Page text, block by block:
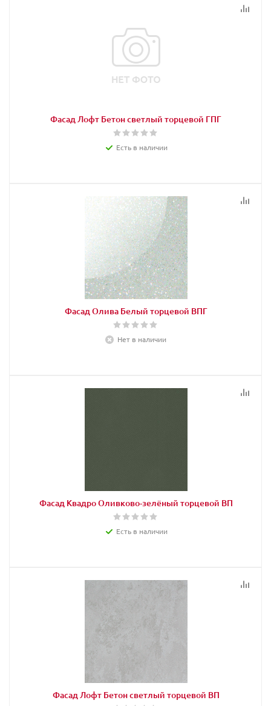
Фасад Лофт Бетон светлый торцевой ГПГ
Есть в наличии
Фасад Олива Белый торцевой ВПГ
Нет в наличии
Фасад Квадро Оливково-зелёный торцевой ВП
Есть в наличии
Фасад Лофт Бетон светлый торцевой ВП